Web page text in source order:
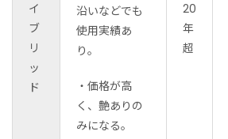
イ
ブ
リ
ッ
ド
沿いなどでも
使用実績あ
り。
・価格が高
く、艶ありの
みになる。
20
年
超